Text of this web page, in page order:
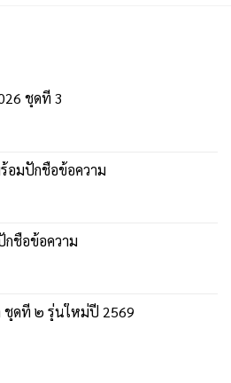
ชุดที่ 3
อมปักชื่อข้อความ
ชื่อข้อความ
ชุดที่ ๒ รุ่นใหม่ปี 2569